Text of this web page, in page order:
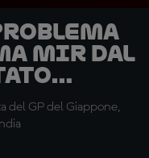
Mir dal
del GP del Giappone,